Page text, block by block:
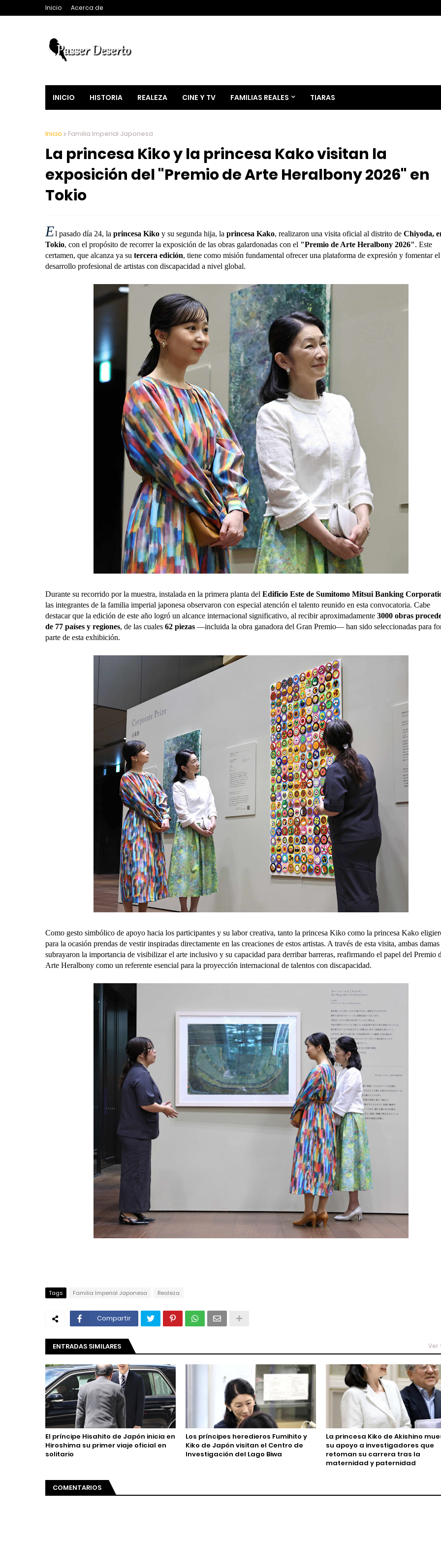
Inicio Acerca de
INICIO HISTORIA REALEZA CINE Y TV FAMILIAS REALES TIARAS
Inicio Familia Imperial Japonesa
La princesa Kiko y la princesa Kako visitan la
exposición del "Premio de Arte Heralbony 2026" en
Tokio
El pasado día 24, la princesa Kiko y su segunda hija, la princesa Kako, realizaron una visita oficial al distrito de Chiyoda,
Tokio, con el propósito de recorrer la exposición de las obras galardonadas con el "Premio de Arte Heralbony 2026". Este
certamen, que alcanza ya su tercera edición, tiene como misión fundamental ofrecer una plataforma de expresión y fomentar el
desarrollo profesional de artistas con discapacidad a nivel global.
Durante su recorrido por la muestra, instalada en la primera planta del Edificio Este de Sumitomo Mitsui Banking
las integrantes de la familia imperial japonesa observaron con especial atención el talento reunido en esta convocatoria. Cabe
destacar que la edición de este año logró un alcance internacional significativo, al recibir aproximadamente 3000 obras
de 77 países y regiones, de las cuales 62 piezas —incluida la obra ganadora del Gran Premio— han sido seleccionadas para
parte de esta exhibición.
Como gesto simbólico de apoyo hacia los participantes y su labor creativa, tanto la princesa Kiko como la princesa Kako
para la ocasión prendas de vestir inspiradas directamente en las creaciones de estos artistas. A través de esta visita, ambas damas
subrayaron la importancia de visibilizar el arte inclusivo y su capacidad para derribar barreras, reafirmando el papel del Premio
Arte Heralbony como un referente esencial para la proyección internacional de talentos con discapacidad.
Tags Familia Imperial Japonesa Realeza
Compartir
ENTRADAS SIMILARES
El príncipe Hisahito de Japón inicia en
Hiroshima su primer viaje oficial en
solitario
Los príncipes heredieros Fumihito y
Kiko de Japón visitan el Centro de
Investigación del Lago Biwa
La princesa Kiko de Akishino
su apoyo a investigadores que
retoman su carrera tras la
maternidad y paternidad
COMENTARIOS